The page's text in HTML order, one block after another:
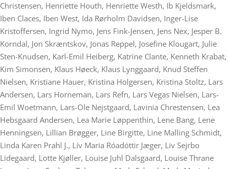
Christensen, Henriette Houth, Henriette Westh, Ib Kjeldsmark,
Iben Claces, Iben West, Ida Rørholm Davidsen, Inger-Lise
Kristoffersen, Ingrid Nymo, Jens Fink-Jensen, Jens Nex, Jesper B.
Korndal, Jon Skræntskov, Jonas Reppel, Josefine Klougart, Julie
Sten-Knudsen, Karl-Emil Heiberg, Katrine Clante, Kenneth Krabat,
Kim Simonsen, Klaus Høeck, Klaus Lynggaard, Knud Steffen
Nielsen, Kristiane Hauer, Kristina Holgersen, Kristina Stoltz, Lars
Andersen, Lars Horneman, Lars Refn, Lars Vegas Nielsen, Lars-
Emil Woetmann, Lars-Ole Nejstgaard, Lavinia Chrestensen, Lea
Hebsgaard Andersen, Lea Marie Løppenthin, Lene Bang, Lene
Henningsen, Lillian Brøgger, Line Birgitte, Line Malling Schmidt,
Linda Karen Prahl J., Lív Maria Róadóttir Jæger, Liv Sejrbo
Lidegaard, Lotte Kjøller, Louise Juhl Dalsgaard, Louise Thrane